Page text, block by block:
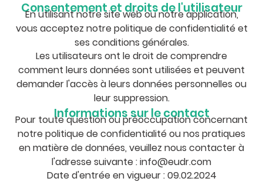
Consentement et droits de l'utilisateur
En utilisant notre site web ou notre application,
vous acceptez notre politique de confidentialité et
ses conditions générales.
Les utilisateurs ont le droit de comprendre
comment leurs données sont utilisées et peuvent
demander l'accès à leurs données personnelles ou
leur suppression.
Informations sur le contact
Pour toute question ou préoccupation concernant
notre politique de confidentialité ou nos pratiques
en matière de données, veuillez nous contacter à
l'adresse suivante : info@eudr.com
Date d'entrée en vigueur : 09.02.2024